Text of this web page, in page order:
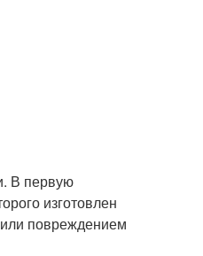
В первую
изготовлен
повреждением